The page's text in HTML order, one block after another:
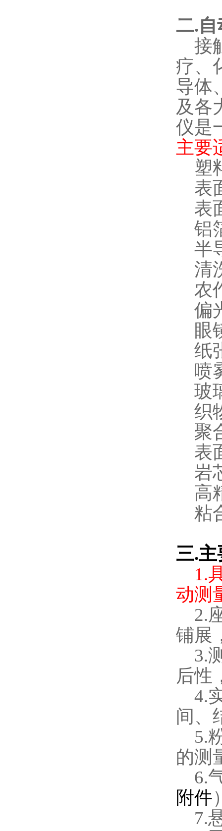
二.
接
疗、
导体
及各
仪是
主要
塑
表
表
铝
半
清
农
偏
眼
纸
喷
玻
织
聚
表
岩
高
粘
三.主
1.
动测
2.
铺展
3.
后性
4.
间、
5.
的测
6.
附件
7.